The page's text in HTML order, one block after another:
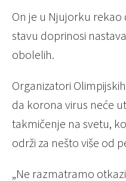
On je u Njujorku
stavu doprinosi
obolelih.
Organizatori
da korona virus neće
takmičenje na svetu,
održi za nešto više od
„Ne razmatramo